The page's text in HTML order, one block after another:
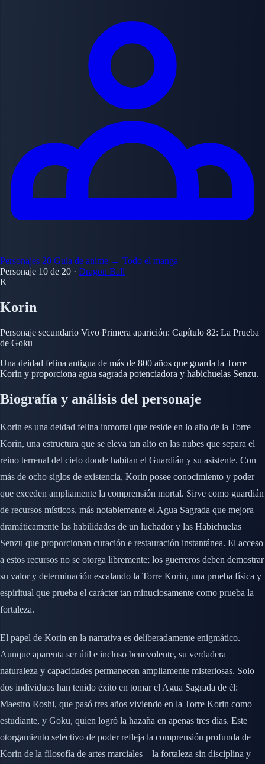
Personajes 20 Guía de anime ← Todo el manga
Personaje 10 de 20 · Dragon Ball
K
Korin
Personaje secundario Vivo Primera aparición: Capítulo 82: La Prueba
de Goku
Una deidad felina antigua de más de 800 años que guarda la Torre
Korin y proporciona agua sagrada potenciadora y habichuelas Senzu.
Biografía y análisis del personaje
Korin es una deidad felina inmortal que reside en lo alto de la Torre
Korin, una estructura que se eleva tan alto en las nubes que separa el
reino terrenal del cielo donde habitan el Guardián y su asistente. Con
más de ocho siglos de existencia, Korin posee conocimiento y poder
que exceden ampliamente la comprensión mortal. Sirve como guardián
de recursos místicos, más notablemente el Agua Sagrada que mejora
dramáticamente las habilidades de un luchador y las Habichuelas
Senzu que proporcionan curación e restauración instantánea. El acceso
a estos recursos no se otorga libremente; los guerreros deben demostrar
su valor y determinación escalando la Torre Korin, una prueba física y
espiritual que prueba el carácter tan minuciosamente como prueba la
fortaleza.
El papel de Korin en la narrativa es deliberadamente enigmático.
Aunque aparenta ser útil e incluso benevolente, su verdadera
naturaleza y capacidades permanecen ampliamente misteriosas. Solo
dos individuos han tenido éxito en tomar el Agua Sagrada de él:
Maestro Roshi, que pasó tres años viviendo en la Torre Korin como
estudiante, y Goku, quien logró la hazaña en apenas tres días. Este
otorgamiento selectivo de poder refleja la comprensión profunda de
Korin de la filosofía de artes marciales—la fortaleza sin disciplina y